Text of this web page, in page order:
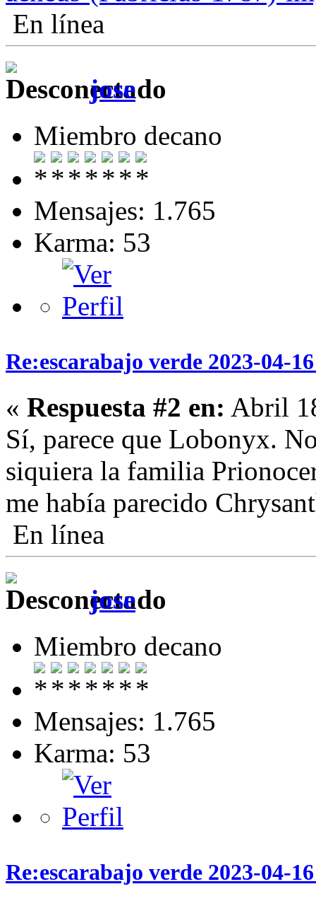
En línea
jose
Miembro decano
Mensajes: 1.765
Karma: 53
Re:escarabajo verde 2023-04-
« Respuesta #2 en: Abril
Sí, parece que Lobonyx.
siquiera la familia
me había parecido
En línea
jose
Miembro decano
Mensajes: 1.765
Karma: 53
Re:escarabajo verde 2023-04-